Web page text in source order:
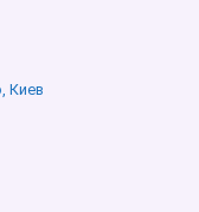
Киев